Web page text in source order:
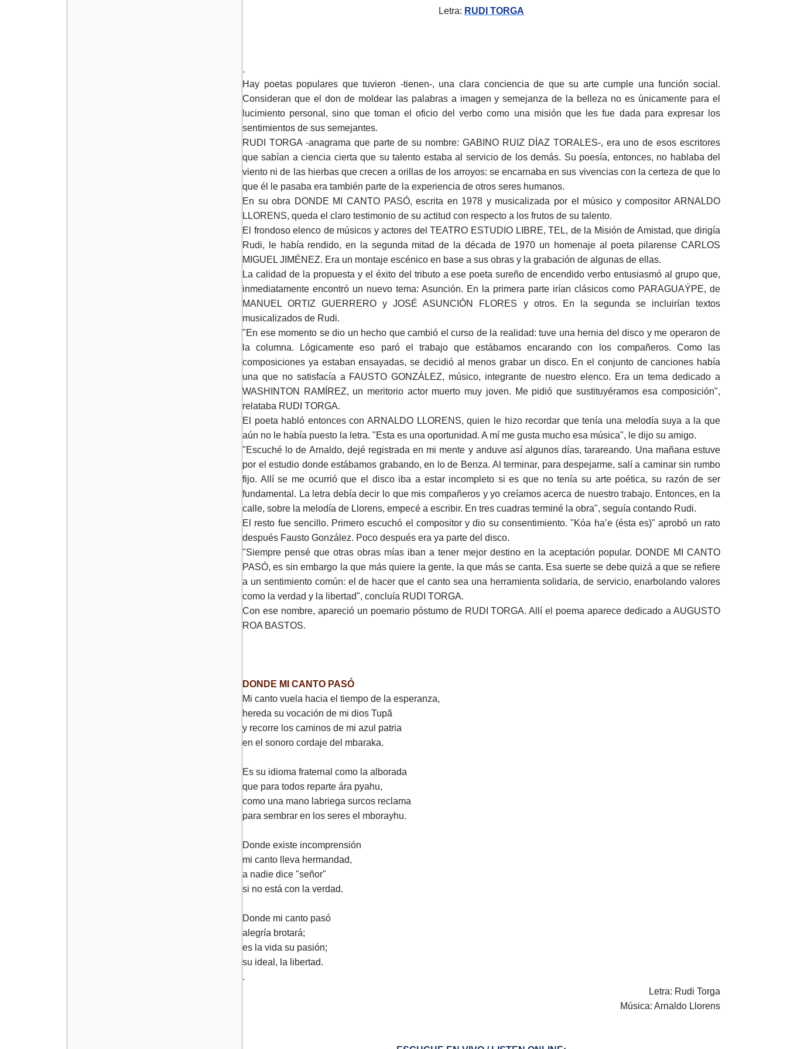
Letra: RUDI TORGA
.
Hay poetas populares que tuvieron -tienen-, una clara conciencia de que su arte cumple una función social.
Consideran que el don de moldear las palabras a imagen y semejanza de la belleza no es únicamente para el
lucimiento personal, sino que toman el oficio del verbo como una misión que les fue dada para expresar los
sentimientos de sus semejantes.
RUDI TORGA -anagrama que parte de su nombre: GABINO RUIZ DÍAZ TORALES-, era uno de esos escritores
que sabían a ciencia cierta que su talento estaba al servicio de los demás. Su poesía, entonces, no hablaba del
viento ni de las hierbas que crecen a orillas de los arroyos: se encarnaba en sus vivencias con la certeza de que lo
que él le pasaba era también parte de la experiencia de otros seres humanos.
En su obra DONDE MI CANTO PASÓ, escrita en 1978 y musicalizada por el músico y compositor ARNALDO
LLORENS, queda el claro testimonio de su actitud con respecto a los frutos de su talento.
El frondoso elenco de músicos y actores del TEATRO ESTUDIO LIBRE, TEL, de la Misión de Amistad, que dirigía
Rudi, le había rendido, en la segunda mitad de la década de 1970 un homenaje al poeta pilarense CARLOS
MIGUEL JIMÉNEZ. Era un montaje escénico en base a sus obras y la grabación de algunas de ellas.
La calidad de la propuesta y el éxito del tributo a ese poeta sureño de encendido verbo entusiasmó al grupo que,
inmediatamente encontró un nuevo tema: Asunción. En la primera parte irían clásicos como PARAGUAÝPE, de
MANUEL ORTIZ GUERRERO y JOSÉ ASUNCIÓN FLORES y otros. En la segunda se incluirían textos
musicalizados de Rudi.
"En ese momento se dio un hecho que cambió el curso de la realidad: tuve una hernia del disco y me operaron de
la columna. Lógicamente eso paró el trabajo que estábamos encarando con los compañeros. Como las
composiciones ya estaban ensayadas, se decidió al menos grabar un disco. En el conjunto de canciones había
una que no satisfacía a FAUSTO GONZÁLEZ, músico, integrante de nuestro elenco. Era un tema dedicado a
WASHINTON RAMÍREZ, un meritorio actor muerto muy joven. Me pidió que sustituyéramos esa composición",
relataba RUDI TORGA.
El poeta habló entonces con ARNALDO LLORENS, quien le hizo recordar que tenía una melodía suya a la que
aún no le había puesto la letra. "Esta es una oportunidad. A mí me gusta mucho esa música", le dijo su amigo.
"Escuché lo de Arnaldo, dejé registrada en mi mente y anduve así algunos días, tarareando. Una mañana estuve
por el estudio donde estábamos grabando, en lo de Benza. Al terminar, para despejarme, salí a caminar sin rumbo
fijo. Allí se me ocurrió que el disco iba a estar incompleto si es que no tenía su arte poética, su razón de ser
fundamental. La letra debía decir lo que mis compañeros y yo creíamos acerca de nuestro trabajo. Entonces, en la
calle, sobre la melodía de Llorens, empecé a escribir. En tres cuadras terminé la obra", seguía contando Rudi.
El resto fue sencillo. Primero escuchó el compositor y dio su consentimiento. "Kóa ha’e (ésta es)" aprobó un rato
después Fausto González. Poco después era ya parte del disco.
"Siempre pensé que otras obras mías iban a tener mejor destino en la aceptación popular. DONDE MI CANTO
PASÓ, es sin embargo la que más quiere la gente, la que más se canta. Esa suerte se debe quizá a que se refiere
a un sentimiento común: el de hacer que el canto sea una herramienta solidaria, de servicio, enarbolando valores
como la verdad y la libertad", concluía RUDI TORGA.
Con ese nombre, apareció un poemario póstumo de RUDI TORGA. Allí el poema aparece dedicado a AUGUSTO
ROA BASTOS.
DONDE MI CANTO PASÓ
Mi canto vuela hacia el tiempo de la esperanza,
hereda su vocación de mi dios Tupã
y recorre los caminos de mi azul patria
en el sonoro cordaje del mbaraka.
Es su idioma fraternal como la alborada
que para todos reparte ára pyahu,
como una mano labriega surcos reclama
para sembrar en los seres el mborayhu.
Donde existe incomprensión
mi canto lleva hermandad,
a nadie dice "señor"
si no está con la verdad.
Donde mi canto pasó
alegría brotará;
es la vida su pasión;
su ideal, la libertad.
.
Letra: Rudi Torga
Música: Arnaldo Llorens